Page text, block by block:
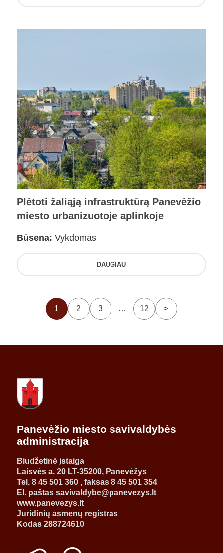
Plėtoti žaliąją infrastruktūrą Panevėžio
miesto urbanizuotoje aplinkoje
Būsena: Vykdomas
DAUGIAU
1 2 3 … 12 >
Panevėžio miesto savivaldybės
administracija
Biudžetinė įstaiga
Laisvės a. 20 LT-35200, Panevėžys
Tel. 8 45 501 360 , faksas 8 45 501 354
El. paštas savivaldybe@panevezys.lt
www.panevezys.lt
Juridinių asmenų registras
Kodas 288724610